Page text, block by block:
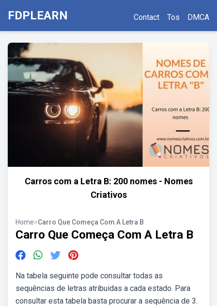
FDPLEARN Contact Tos DMCA
Carros com a Letra B: 200 nomes - Nomes
Criativos
Home>Carro Que Começa Com A Letra B
Carro Que Começa Com A Letra B
Na tabela seguinte pode consultar todas as
sequências de letras atribuidas a cada estado. Para
consultar esta tabela basta procurar a sequência de 3.